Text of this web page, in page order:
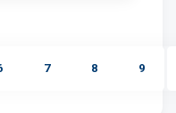
7 8 9